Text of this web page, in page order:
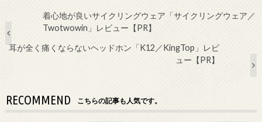
着心地が良いサイクリングウェア「サイクリングウェア／
Twotwowin」レビュー【PR】
耳が全く痛くならないヘッドホン「K12／KingTop」レビ
ュー【PR】
RECOMMEND こちらの記事も人気です。